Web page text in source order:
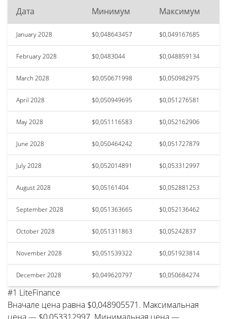
Дата Минимум Максимум
January 2028 $0,048643457 $0,049167685
February 2028 $0,0483044 $0,048859134
March 2028 $0,050671998 $0,050982975
April 2028 $0,050949695 $0,051276581
May 2028 $0,051116583 $0,052162906
June 2028 $0,050464242 $0,051727879
July 2028 $0,052014891 $0,053312997
August 2028 $0,05161404 $0,052881253
September 2028 $0,051363665 $0,052136462
October 2028 $0,051311863 $0,05242837
November 2028 $0,051539322 $0,051923814
December 2028 $0,049620797 $0,050684274
#1 LiteFinance
Вначале цена равна $0,048905571. Максимальная